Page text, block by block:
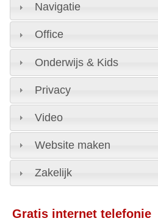
Navigatie
Office
Onderwijs & Kids
Privacy
Video
Website maken
Zakelijk
Gratis internet telefonie